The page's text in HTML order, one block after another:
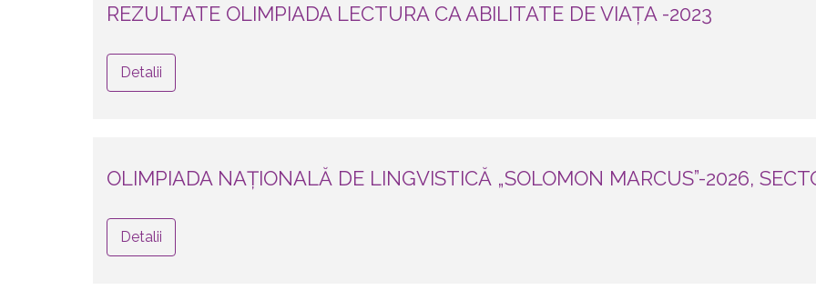
REZULTATE OLIMPIADA LECTURA CA ABILITATE DE VIAȚA -2023
Detalii
OLIMPIADA NAȚIONALĂ DE LINGVISTICĂ „SOLOMON MARCUS”-2026,
Detalii